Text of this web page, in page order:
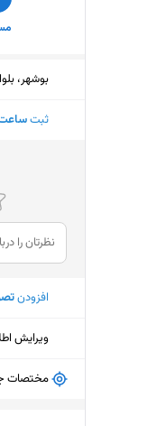
بوشهر،
ثبت
افزودن
ویرایش
مختصات